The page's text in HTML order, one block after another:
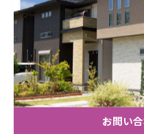
えで契約を結ぶことが大切
さらに、トラブルが発生
の有無もチェックし、万
がります。複数の会社か
検討することで、より安
お問い